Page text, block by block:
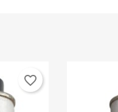
favorite_border